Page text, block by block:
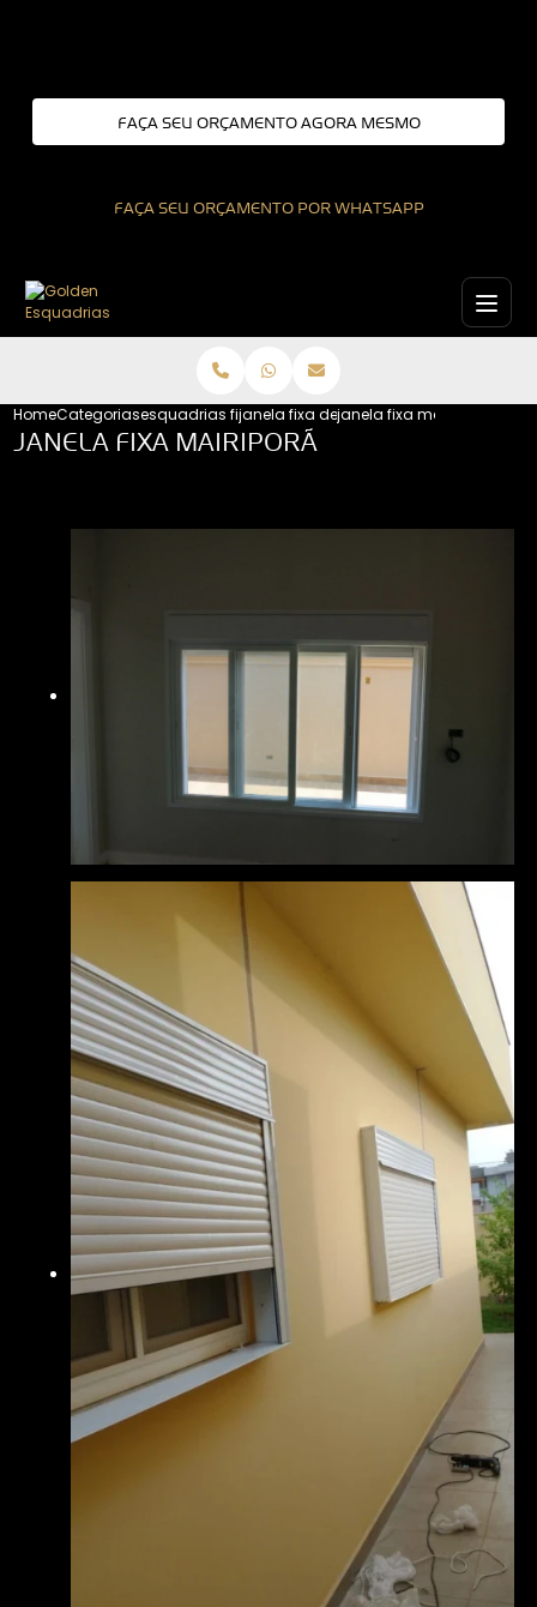
FAÇA SEU ORÇAMENTO AGORA MESMO
FAÇA SEU ORÇAMENTO POR WHATSAPP
HomeCategoriasesquadrias fixasjanela fixa de aluminiojanela fixa mairipora
JANELA FIXA MAIRIPORÃ